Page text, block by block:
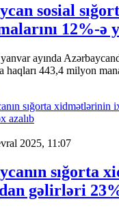
sosial
12%-ə
ayında
haqları 443,4 milyon
2025, 11:07
sığorta
gəlirləri